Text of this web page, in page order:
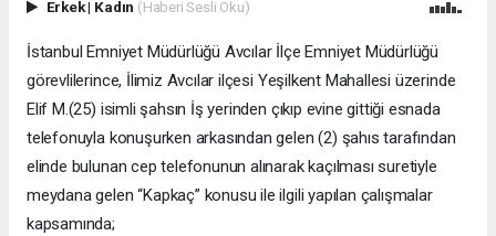
Erkek| Kadın (Haberi Sesli Oku)
İstanbul Emniyet Müdürlüğü Avcılar İlçe Emniyet Müdürlüğü
görevlilerince, İlimiz Avcılar ilçesi Yeşilkent Mahallesi üzerinde
Elif M.(25) isimli şahsın İş yerinden çıkıp evine gittiği esnada
telefonuyla konuşurken arkasından gelen (2) şahıs tarafından
elinde bulunan cep telefonunun alınarak kaçılması suretiyle
meydana gelen “Kapkaç” konusu ile ilgili yapılan çalışmalar
kapsamında;